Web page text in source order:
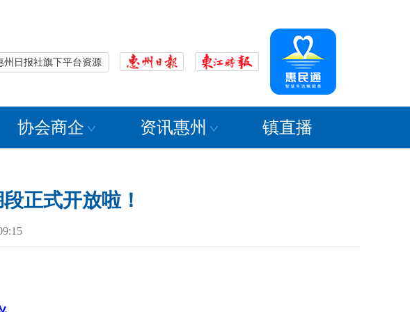
州日报社旗下平台资源
协会商企 资讯惠州 镇直播
正式开放啦！